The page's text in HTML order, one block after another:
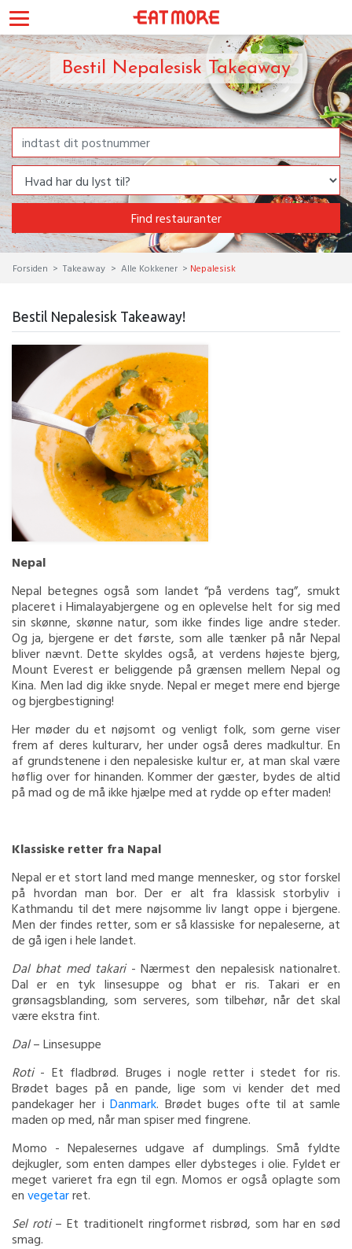
Bestil Nepalesisk Takeaway
Find restauranter
Forsiden Takeaway Alle Kokkener Nepalesisk
Bestil Nepalesisk Takeaway!
Nepal
Nepal betegnes også som landet “på verdens tag”, smukt
placeret i Himalayabjergene og en oplevelse helt for sig med
sin skønne, skønne natur, som ikke findes lige andre steder.
Og ja, bjergene er det første, som alle tænker på når Nepal
bliver nævnt. Dette skyldes også, at verdens højeste bjerg,
Mount Everest er beliggende på grænsen mellem Nepal og
Kina. Men lad dig ikke snyde. Nepal er meget mere end bjerge
og bjergbestigning!
Her møder du et nøjsomt og venligt folk, som gerne viser
frem af deres kulturarv, her under også deres madkultur. En
af grundstenene i den nepalesiske kultur er, at man skal være
høflig over for hinanden. Kommer der gæster, bydes de altid
på mad og de må ikke hjælpe med at rydde op efter maden!
Klassiske retter fra Napal
Nepal er et stort land med mange mennesker, og stor forskel
på hvordan man bor. Der er alt fra klassisk storbyliv i
Kathmandu til det mere nøjsomme liv langt oppe i bjergene.
Men der findes retter, som er så klassiske for nepaleserne, at
de gå igen i hele landet.
Dal bhat med takari - Nærmest den nepalesisk nationalret.
Dal er en tyk linsesuppe og bhat er ris. Takari er en
grønsagsblanding, som serveres, som tilbehør, når det skal
være ekstra fint.
Dal– Linsesuppe
Roti- Et fladbrød. Bruges i nogle retter i stedet for ris.
Brødet bages på en pande, lige som vi kender det med
pandekager her iDanmark. Brødet buges ofte til at samle
maden op med, når man spiser med fingrene.
Momo - Nepalesernes udgave af dumplings. Små fyldte
dejkugler, som enten dampes eller dybsteges i olie. Fyldet er
meget varieret fra egn til egn. Momos er også oplagte som
en vegetarret.
Sel roti– Et traditionelt ringformet risbrød, som har en sød
smag.